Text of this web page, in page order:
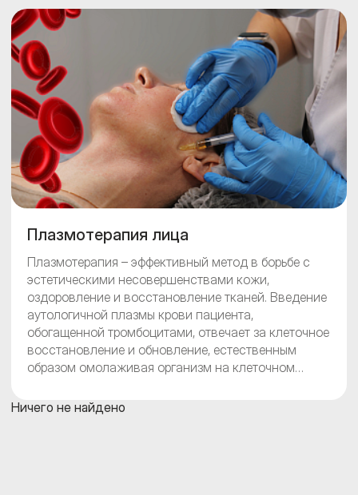
подбирается строго индивидуально после
консультации с косметологом. Запишитесь на
приём, чтобы узнать, подходит ли вам этот метод и
рассчитать стоимость курса.
Плазмотерапия лица
Плазмотерапия – эффективный метод в борьбе с
эстетическими несовершенствами кожи,
оздоровление и восстановление тканей. Введение
аутологичной плазмы крови пациента,
обогащенной тромбоцитами, отвечает за клеточное
восстановление и обновление, естественным
образом омолаживая организм на клеточном
вырабатывать коллаген, эластин, гиалуроновую
Ничего не найдено